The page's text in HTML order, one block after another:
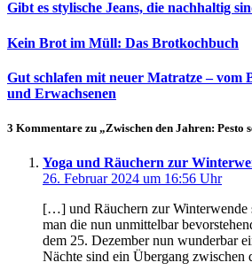
Gibt es stylische Jeans, die nachhaltig
Kein Brot im Müll: Das Brotkochbuch
Gut schlafen mit neuer Matratze – vom
und Erwachsenen
3 Kommentare zu „Zwischen den Jahren: Pesto
Yoga und Räuchern zur
26. Februar 2024 um 16:56 Uhr
[…] und Räuchern zur Winterwende
man die nun unmittelbar
dem 25. Dezember nun wunderbar
Nächte sind ein Übergang